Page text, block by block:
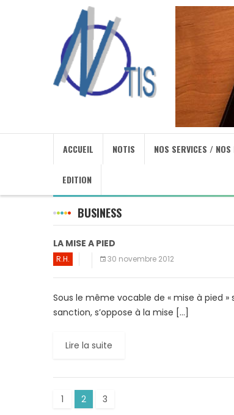
ACCUEIL NOTIS NOS SERVICES /
EDITION
BUSINESS
LA MISE A PIED
R.H. 30 novembre 2012
Sous le même vocable de « mise à pied
sanction, s’oppose à la mise […]
Lire la suite
1 2 3